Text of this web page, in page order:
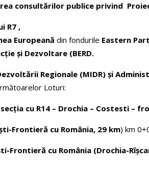
consultărilor publice privind
R7 ,
Europeană din fondurile Eastern
și Dezvoltare (BERD.
Regionale (MIDR) și
Loturi:
cu R14 – Drochia – Costesti
Frontieră cu România, 29 km) km
Frontieră cu România (Drochia-